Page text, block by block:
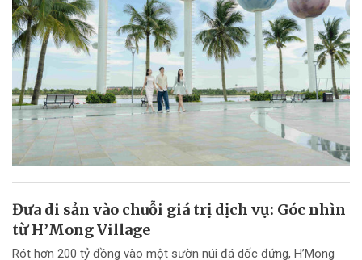
Đưa di sản vào chuỗi giá trị dịch vụ: Góc nhìn
từ H’Mong Village
Rót hơn 200 tỷ đồng vào một sườn núi đá dốc đứng, H’Mong